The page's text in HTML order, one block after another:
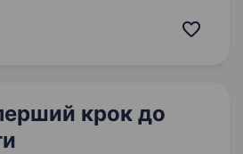
Бізнес-аналітика,
крок до